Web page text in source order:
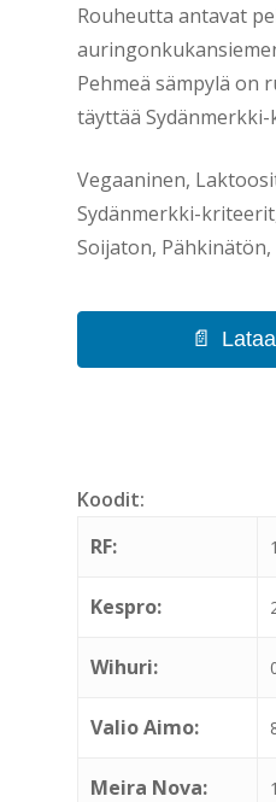
Rouheutta antavat
Pehmeä sämpylä on
täyttää
Vegaaninen,
Sydänmerkki-
Soijaton,
Koodit:
RF:
Kespro:
Wihuri:
Valio Aimo:
Meira Nova: